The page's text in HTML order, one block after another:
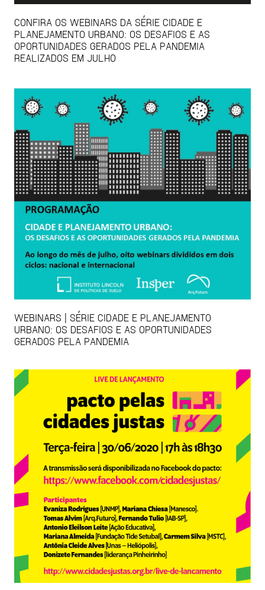
CONFIRA OS WEBINARS DA SÉRIE CIDADE E
PLANEJAMENTO URBANO: OS DESAFIOS E AS
OPORTUNIDADES GERADOS PELA PANDEMIA
REALIZADOS EM JULHO
WEBINARS | SÉRIE CIDADE E PLANEJAMENTO
URBANO: OS DESAFIOS E AS OPORTUNIDADES
GERADOS PELA PANDEMIA